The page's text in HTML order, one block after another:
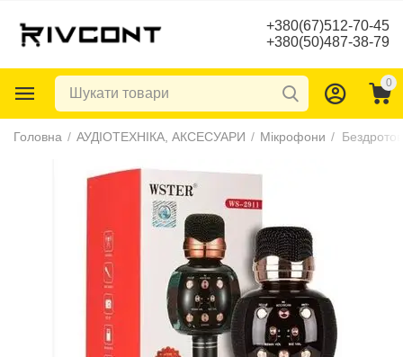
+380(67)512-70-45
+380(50)487-38-79
0
Головна / АУДІОТЕХНІКА, АКСЕСУАРИ / Мікрофони /